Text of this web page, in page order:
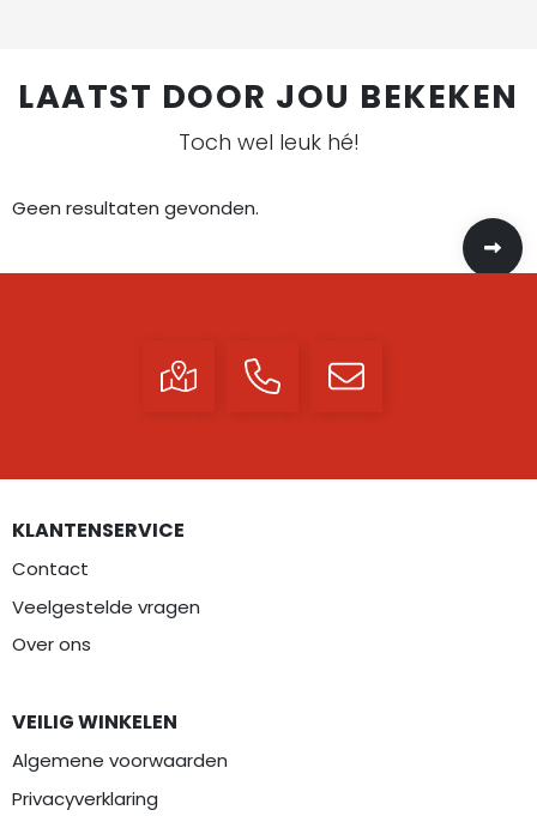
LAATST DOOR JOU BEKEKEN
Toch wel leuk hé!
Geen resultaten gevonden.
KLANTENSERVICE
Contact
Veelgestelde vragen
Over ons
VEILIG WINKELEN
Algemene voorwaarden
Privacyverklaring